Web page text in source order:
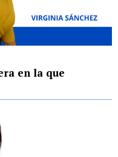
en la que